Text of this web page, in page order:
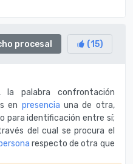
procesal (15)
la palabra confrontación
en presencia una de otra,
para identificación entre sí;
del cual se procura el
respecto de otra que